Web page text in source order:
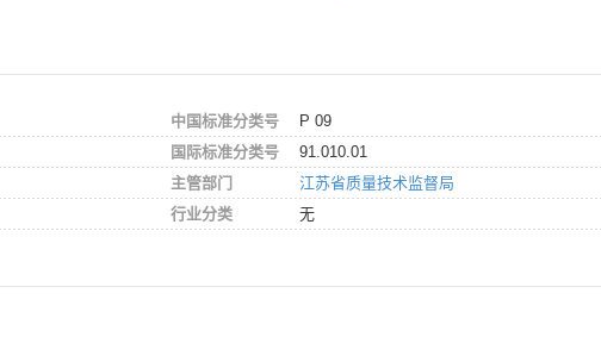
中国标准分类号
P 09
国际标准分类号
91.010.01
主管部门
江苏省质量技术监督局
行业分类
无